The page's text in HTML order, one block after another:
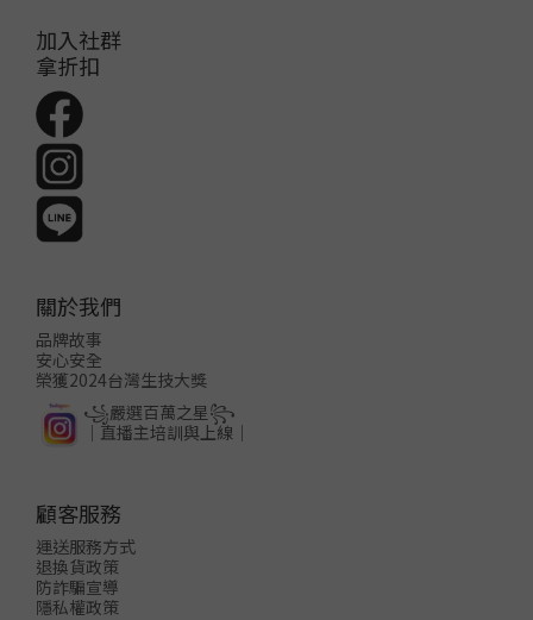
加入社群
拿折扣
關於我們
品牌故事
安心安全
榮獲2024台灣生技大獎
꧁嚴選百萬之星꧂
│直播主培訓與上線│
顧客服務
運送服務方式
退換貨政策
防詐騙宣導
隱私權政策